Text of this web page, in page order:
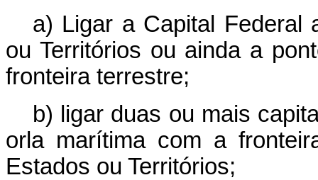
a) Ligar a Capital Federal
ou Territórios ou ainda a
fronteira terrestre;
b) ligar duas ou mais
orla marítima com a
Estados ou Territórios;